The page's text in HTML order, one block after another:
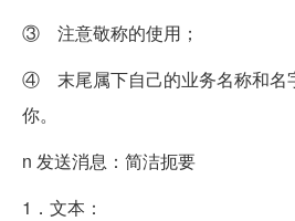
③ 注意敬称的使用；
④ 末尾属下自己的业务名称和名
你。
n 发送消息：简洁扼要
1．文本：